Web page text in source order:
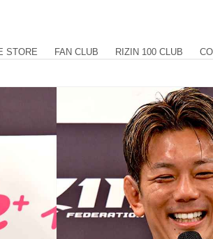
STORE FAN CLUB RIZIN 100 CLUB